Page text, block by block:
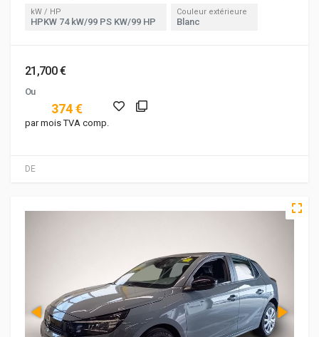
DE
kW / HP
HPKW 74 kW/99 PS KW/99 HP
Couleur extérieure
Blanc
21,700 €
Ou
374 €
par mois TVA comp.